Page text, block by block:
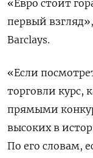
«Евро стоит
первый
Barclays.
«Если
торговли курс,
прямыми
высоких в
По его словам,